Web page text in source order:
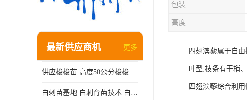
最新供应商机 更多
供应梭梭苗 高度50公分梭梭种苗基地 一手货源无中介
白刺苗基地 白刺育苗技术 白刺苗产地
包装
高度
四翅滨藜属于自
叶型;枝条有干梢
四翅滨藜综合利